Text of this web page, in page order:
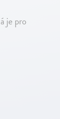
je pro